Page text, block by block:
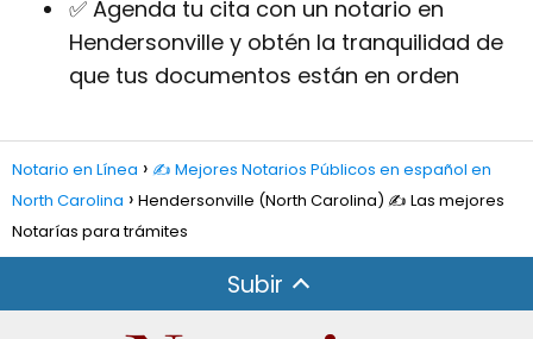
✅ Agenda tu cita con un notario en
Hendersonville y obtén la tranquilidad de
que tus documentos están en orden
Notario en Línea
✍️ Mejores Notarios Públicos en español en
North Carolina
Hendersonville (North Carolina) ✍️ Las mejores
Notarías para trámites
Subir